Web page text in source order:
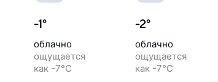
-1°
облачно
ощущается
как -7°C
-2°
облачно
ощущается
как -7°C